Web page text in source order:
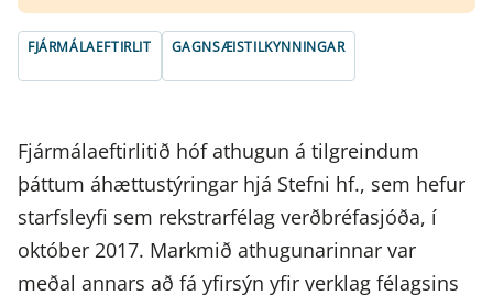
FJÁRMÁLAEFTIRLIT GAGNSÆISTILKYNNINGAR
Fjármálaeftirlitið hóf athugun á tilgreindum
þáttum áhættustýringar hjá Stefni hf., sem hefur
starfsleyfi sem rekstrarfélag verðbréfasjóða, í
október 2017. Markmið athugunarinnar var
meðal annars að fá yfirsýn yfir verklag félagsins